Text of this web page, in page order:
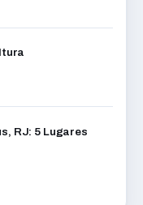
RJ: 5 Lugares